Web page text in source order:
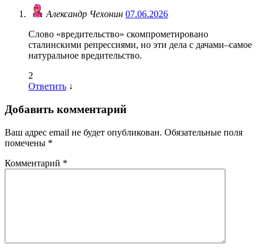
Александр Чехонин 07.06.2026
Слово «вредительство» скомпрометировано
сталинскими репрессиями, но эти дела с дачами–самое
натуральное вредительство.
2
Ответить ↓
Добавить комментарий
Ваш адрес email не будет опубликован. Обязательные поля
помечены *
Комментарий *